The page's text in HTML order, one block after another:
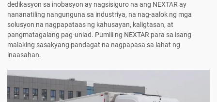
dedikasyon sa inobasyon ay nagsisiguro na ang NEXTAR ay
nananatiling nangunguna sa industriya, na nag-aalok ng mga
solusyon na nagpapataas ng kahusayan, kaligtasan, at
pangmatagalang pag-unlad. Pumili ng NEXTAR para sa isang
malaking sasakyang pandagat na nagpapasa sa lahat ng
inaasahan.